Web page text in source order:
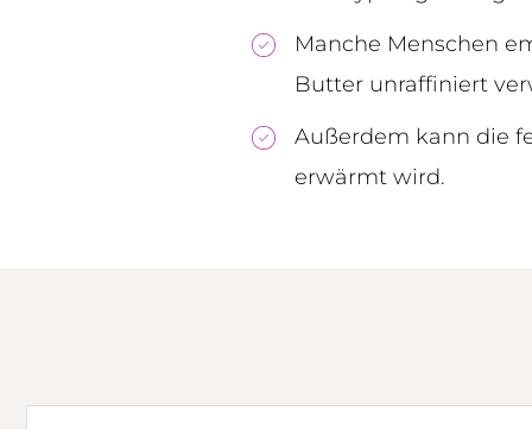
Manche Menschen
Butter unraffiniert
Außerdem kann die
erwärmt wird.